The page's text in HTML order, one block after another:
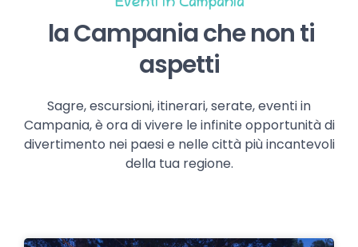
Eventi in Campania
la Campania che non ti
aspetti
Sagre, escursioni, itinerari, serate, eventi in
Campania, è ora di vivere le infinite opportunità di
divertimento nei paesi e nelle città più incantevoli
della tua regione.